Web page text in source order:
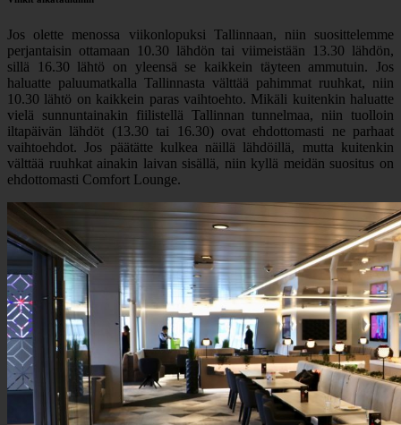
Jos olette menossa viikonlopuksi Tallinnaan, niin suosittelemme
perjantaisin ottamaan 10.30 lähdön tai viimeistään 13.30 lähdön,
sillä 16.30 lähtö on yleensä se kaikkein täyteen ammutuin. Jos
haluatte paluumatkalla Tallinnasta välttää pahimmat ruuhkat, niin
10.30 lähtö on kaikkein paras vaihtoehto. Mikäli kuitenkin haluatte
vielä sunnuntainakin fiilistellä Tallinnan tunnelmaa, niin tuolloin
iltapäivän lähdöt (13.30 tai 16.30) ovat ehdottomasti ne parhaat
vaihtoehdot. Jos päätätte kulkea näillä lähdöillä, mutta kuitenkin
välttää ruuhkat ainakin laivan sisällä, niin kyllä meidän suositus on
ehdottomasti Comfort Lounge.